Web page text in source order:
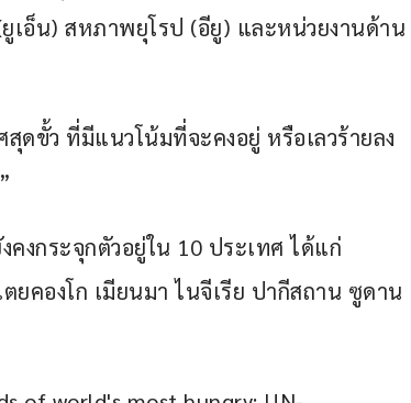
เอ็น) สหภาพยุโรป (อียู) และหน่วยงานด้าน
ดขั้ว ที่มีแนวโน้มที่จะคงอยู่ หรือเลวร้ายลง
งกระจุกตัวอยู่ใน 10 ประเทศ ได้แก่
คองโก เมียนมา ไนจีเรีย ปากีสถาน ซูดาน